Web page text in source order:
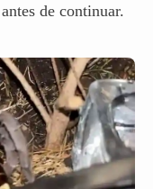
de continuar.